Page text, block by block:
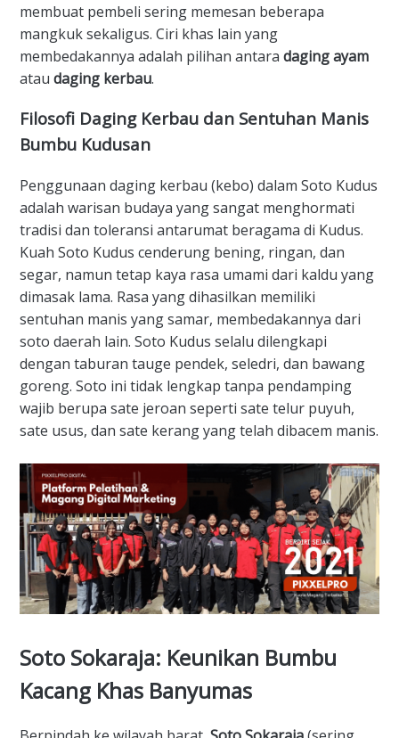
membuat pembeli sering memesan beberapa
mangkuk sekaligus. Ciri khas lain yang
membedakannya adalah pilihan antara daging ayam
atau daging kerbau.
​Filosofi Daging Kerbau dan Sentuhan Manis
Bumbu Kudusan
​Penggunaan daging kerbau (kebo) dalam Soto Kudus
adalah warisan budaya yang sangat menghormati
tradisi dan toleransi antarumat beragama di Kudus.
Kuah Soto Kudus cenderung bening, ringan, dan
segar, namun tetap kaya rasa umami dari kaldu yang
dimasak lama. Rasa yang dihasilkan memiliki
sentuhan manis yang samar, membedakannya dari
soto daerah lain. Soto Kudus selalu dilengkapi
dengan taburan tauge pendek, seledri, dan bawang
goreng. Soto ini tidak lengkap tanpa pendamping
wajib berupa sate jeroan seperti sate telur puyuh,
sate usus, dan sate kerang yang telah dibacem manis.
​Soto Sokaraja: Keunikan Bumbu
Kacang Khas Banyumas